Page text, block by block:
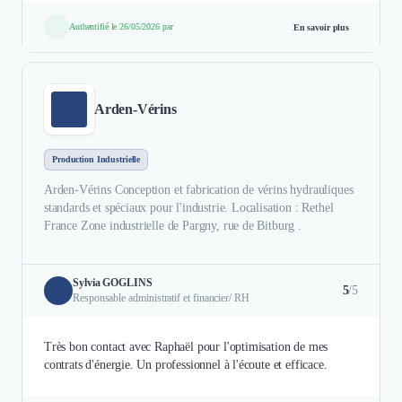
Authentifié le 26/05/2026 par En savoir plus
Arden-Vérins
Production Industrielle
Arden-Vérins Conception et fabrication de vérins hydrauliques
standards et spéciaux pour l'industrie. Localisation : Rethel
France Zone industrielle de Pargny, rue de Bitburg .
Sylvia GOGLINS
Responsable administratif et financier/ RH
5/5
Très bon contact avec Raphaël pour l'optimisation de mes
contrats d'énergie. Un professionnel à l'écoute et efficace.